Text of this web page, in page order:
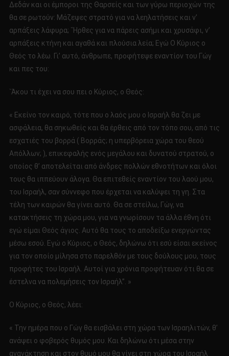
Δεδάν και οι έμποροι της Θαρσείς και των γύρω περιοχών της
θα σε ρωτούν: Μάζεψες στρατό για να λεηλατήσεις και ν’
αρπάξεις λάφυρα; `Ήρθες για να πάρεις ασήμι και χρυσάφι, ν’
αρπάξεις κτήνη και αγαθά και πλούσια λεία; Εγώ Ο Κύριος ο
Θεός το λέω. Γι’ αυτό, άνθρωπε, προφήτεψε εναντίον του Γώγ
και πες του:
`Άκου τι έχει να σου πει ο Κύριος, ο Θεός:
« Εκείνο τον καιρό, τότε που ο λαός μου ο Ισραήλ θα ζει με
ασφάλεια, θα σηκωθείς και θα έρθεις από τον τόπο σου, από τις
εσχατιές του βορρά ( Βορράς; η υπερβόρεια χώρα του θεού
Απόλλων; ), επικεφαλής ενός μεγάλου και δυνατού στρατού, ο
οποίος θ’ αποτελείται από άνδρες πολλών εθνοτήτων και όλοι
τους θα ιππεύουν άλογα. Θα επιτεθείς εναντίον του λαού μου,
του Ισραήλ, σαν σύννεφο που έρχεται να καλύψει τη γη. Στα
τέλη των καιρών θα γίνει αυτό. Θα σε στείλω, Γώγ, να
κατακτήσεις τη χώρα μου, για να γνωρίσουν τα άλλα έθνη ότι
εγώ είμαι Θεός άγιος. Αυτό θα τους το αποδείξω ενεργώντας
μέσω εσού. Εγώ ο Κύριος, ο Θεός, δηλώνω ότι εσύ είσαι εκείνος
για τον οποίο μίλησα στο παρελθόν με τους δούλους μου, τους
προφήτες του Ισραήλ. Αυτοί για χρόνια προφήτευαν ότι θα σε
έστελνα να πολεμήσεις τον Ισραήλ’’. »
Ο Κύριος, ο Θεός, λέει:
« Την ημέρα που ο Γώγ θα εισβάλει στη χώρα των Ισραηλιτών, θ’
ανάψει ο φοβερός θυμός μου. Και δηλώνω ότι μέσα στην
αγανάκτηση και στον θυμό μου θα γίνει στη χώρα του Ισραήλ